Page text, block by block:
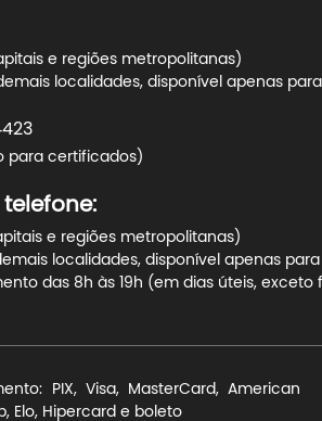
e regiões metropolitanas)
localidades, disponível apenas
para certificados)
e regiões metropolitanas)
localidades, disponível apenas
das 8h às 19h (em dias úteis, exceto
PIX, Visa, MasterCard, American
Elo, Hipercard e boleto